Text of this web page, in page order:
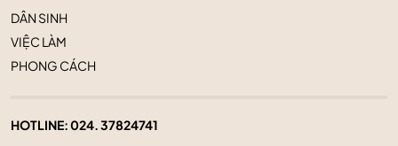
DÂN SINH
VIỆC LÀM
PHONG CÁCH
HOTLINE:024. 37824741